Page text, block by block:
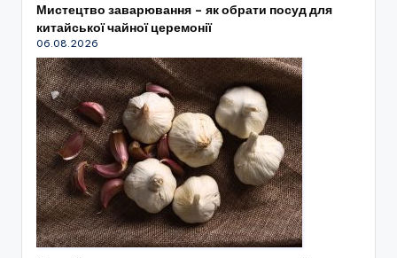
Мистецтво заварювання – як обрати посуд для
китайської чайної церемонії
06.08.2026